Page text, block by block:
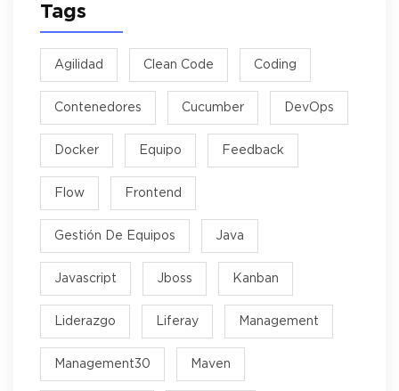
Tags
Agilidad Clean Code Coding
Contenedores Cucumber DevOps
Docker Equipo Feedback
Flow Frontend
Gestión De Equipos Java
Javascript Jboss Kanban
Liderazgo Liferay Management
Management30 Maven